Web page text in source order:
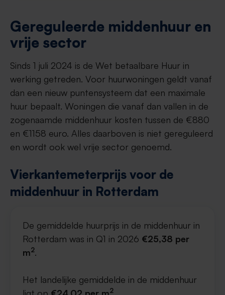
Gereguleerde middenhuur en
vrije sector
Sinds 1 juli 2024 is de Wet betaalbare Huur in
werking getreden. Voor huurwoningen geldt vanaf
dan een nieuw puntensysteem dat een maximale
huur bepaalt. Woningen die vanaf dan vallen in de
zogenaamde middenhuur kosten tussen de €880
en €1158 euro. Alles daarboven is niet gereguleerd
en wordt ook wel vrije sector genoemd.
Vierkantemeterprijs voor de
middenhuur in Rotterdam
De gemiddelde huurprijs in de middenhuur in
Rotterdam was in Q1 in 2026 €25,38 per
m2.
Het landelijke gemiddelde in de middenhuur
2